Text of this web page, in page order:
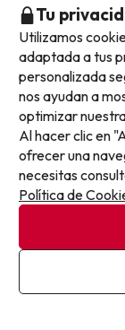
Hoteles en Islas
Hoteles Salou
Chollos en la playa
Chollos con
Hoteles con
Selección de la
Los favoritos de
Vacaciones en
Vacaciones en
Vacaciones en
Métodos de
Tu
Utilizamos
adaptada a tus
personalizada
nos ayudan a
optimizar
Al hacer clic en
ofrecer una
necesitas
Política de